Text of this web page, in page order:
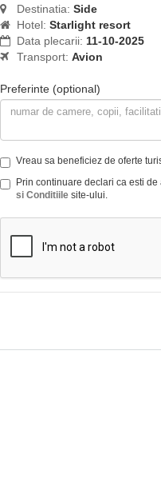
Destinatia: Side
Hotel: Starlight resort
Data plecarii: 11-10-2025
Transport: Avion
Preferinte (optional)
Vreau sa beneficiez de oferte
Prin continuare declari ca esti de
si Conditiile site-ului.